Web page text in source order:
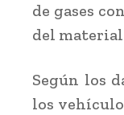
de gases
del material
Según los
los